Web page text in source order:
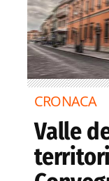
CRONACA
Valle